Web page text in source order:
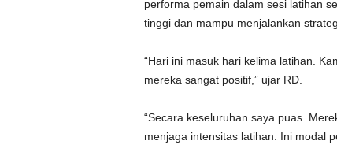
performa pemain dalam sesi latihan
tinggi dan mampu menjalankan
“Hari ini masuk hari kelima latihan.
mereka sangat positif,” ujar RD.
“Secara keseluruhan saya puas.
menjaga intensitas latihan. Ini modal